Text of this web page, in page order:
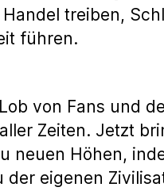
treiben,
führen.
von Fans und
Zeiten. Jetzt
neuen Höhen,
eigenen